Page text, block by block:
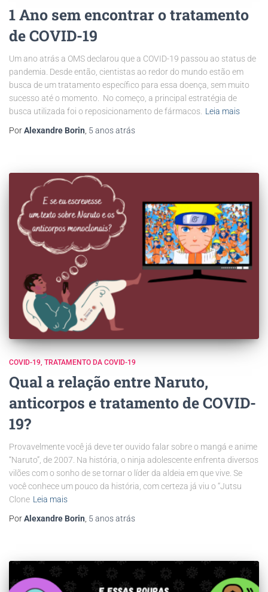
1 Ano sem encontrar o tratamento
de COVID-19
Um ano atrás a OMS declarou que a COVID-19 passou ao status de
pandemia. Desde então, cientistas ao redor do mundo estão em
busca de um tratamento específico para essa doença, sem muito
sucesso até o momento. No começo, a principal estratégia de
busca utilizada foi o reposicionamento de fármacos. Leia mais
PorAlexandre Borin 5 anosatrás
COVID-19 TRATAMENTO DA COVID-19
Qual a relação entre Naruto,
anticorpos e tratamento de COVID-
19?
Provavelmente você já deve ter ouvido falar sobre o mangá e anime
“Naruto”, de 2007. Na história, o ninja adolescente enfrenta diversos
vilões com o sonho de se tornar o líder da aldeia em que vive. Se
você conhece um pouco da história, com certeza já viu o “Jutsu
Clone Leia mais
PorAlexandre Borin, 5 anosatrás